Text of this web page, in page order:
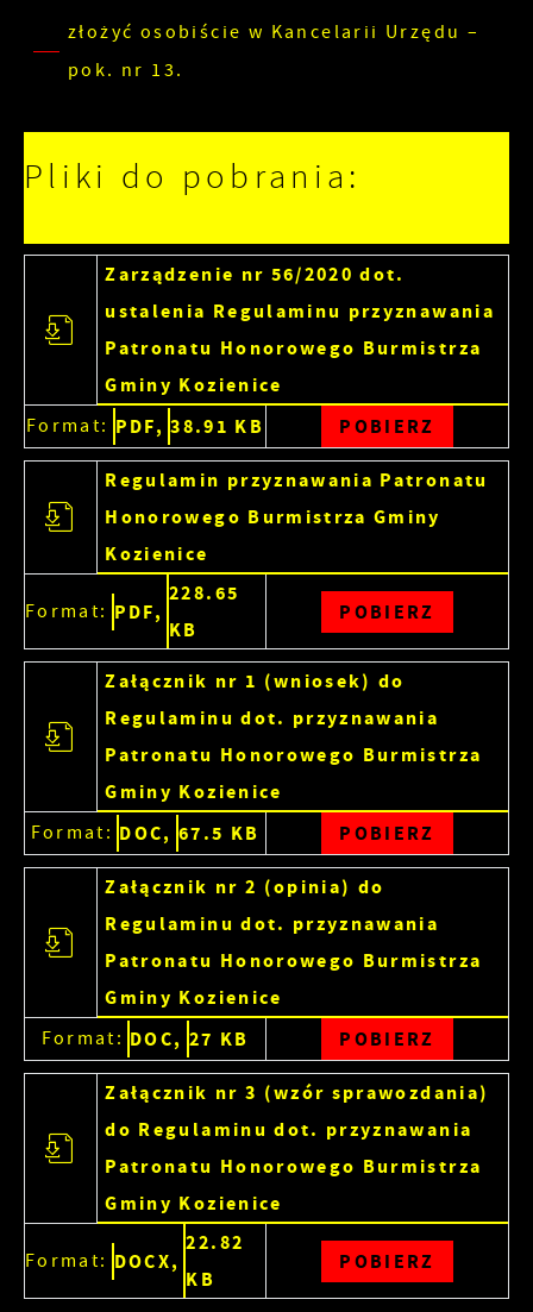
złożyć osobiście w Kancelarii Urzędu –
pok. nr 13.
Pliki do pobrania:
Zarządzenie nr 56/2020 dot.
ustalenia Regulaminu przyznawania
Patronatu Honorowego Burmistrza
Gminy Kozienice
Format: PDF, 38.91 KB POBIERZ
Regulamin przyznawania Patronatu
Honorowego Burmistrza Gminy
Kozienice
Format: PDF,
228.65
KB
POBIERZ
Załącznik nr 1 (wniosek) do
Regulaminu dot. przyznawania
Patronatu Honorowego Burmistrza
Gminy Kozienice
Format: DOC, 67.5 KB POBIERZ
Załącznik nr 2 (opinia) do
Regulaminu dot. przyznawania
Patronatu Honorowego Burmistrza
Gminy Kozienice
Format: DOC, 27 KB POBIERZ
Załącznik nr 3 (wzór sprawozdania)
do Regulaminu dot. przyznawania
Patronatu Honorowego Burmistrza
Gminy Kozienice
Format: DOCX,
22.82
KB
POBIERZ
te działają w charakterze pośredników
prezentujących nasze treści w postaci
społecznościowych.